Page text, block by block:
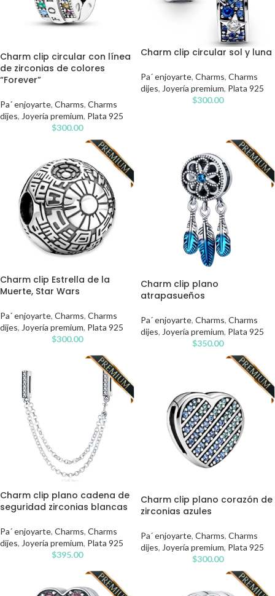
Charm clip circular con línea
de zirconias de colores
“Forever”
Pa´ enjoyarte, Charms, Charms
dijes, Joyería premium, Plata 925
$300.00
Charm clip circular sol y luna
Pa´ enjoyarte, Charms, Charms
dijes, Joyería premium, Plata 925
$300.00
Charm clip Estrella de la
Muerte, Star Wars
Pa´ enjoyarte, Charms, Charms
dijes, Joyería premium, Plata 925
$300.00
Charm clip plano
atrapasueños
Pa´ enjoyarte, Charms, Charms
dijes, Joyería premium, Plata 925
$350.00
Charm clip plano cadena de
seguridad zirconias blancas
Pa´ enjoyarte, Charms, Charms
dijes, Joyería premium, Plata 925
$395.00
Charm clip plano corazón de
zirconias azules
Pa´ enjoyarte, Charms, Charms
dijes, Joyería premium, Plata 925
$300.00